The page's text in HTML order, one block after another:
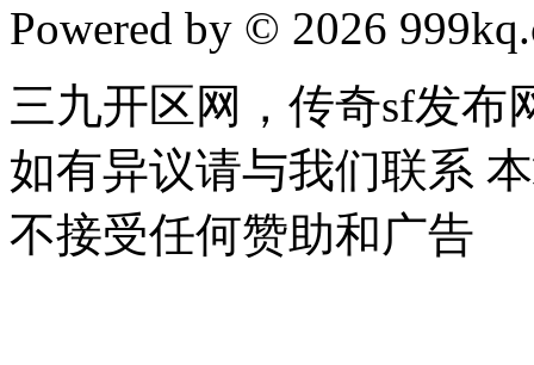
Powered by © 2026
三九开区网，传奇sf发布
如有异议请与我们联系
不接受任何赞助和广告